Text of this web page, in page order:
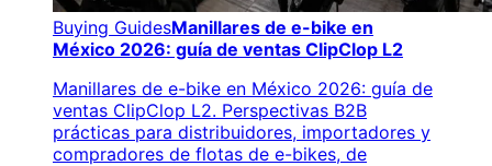
Buying GuidesManillares de e-bike en
México 2026: guía de ventas ClipClop L2
Manillares de e-bike en México 2026: guía de
ventas ClipClop L2. Perspectivas B2B
prácticas para distribuidores, importadores y
compradores de flotas de e-bikes, de